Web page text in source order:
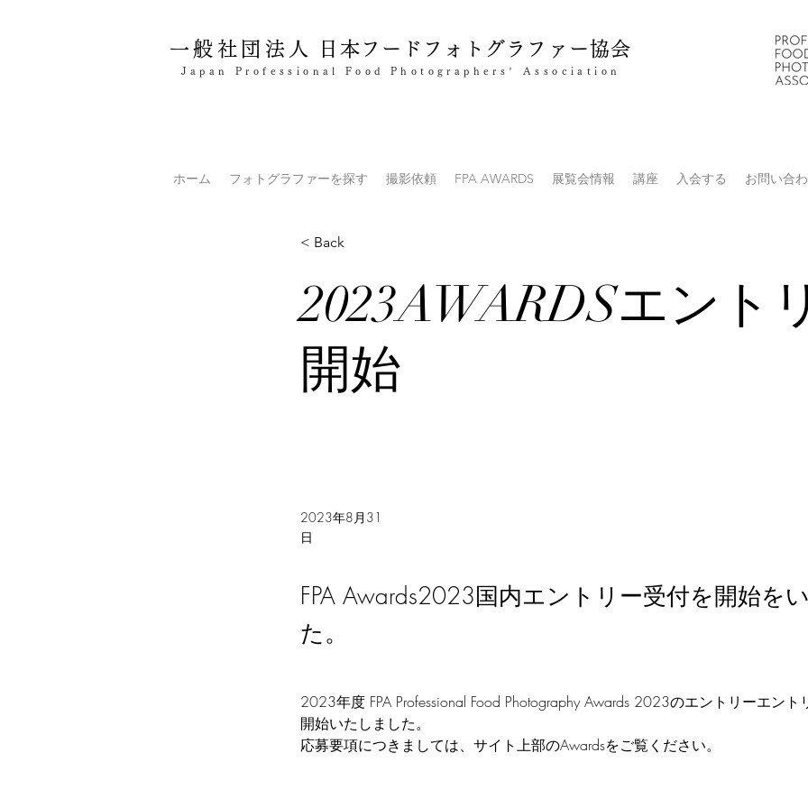
一般社団法人 日本フードフォトグラファー協会
Japan Professional Food Photographers’ Association
ホーム フォトグラファーを探す 撮影依頼 FPA AWARDS 展覧会情報 講座 入会する お問い合
< Back
2023AWARDSエント
開始
2023年8月31
日
FPA Awards2023国内エントリー受付を開始を
た。
2023年度 FPA Professional Food Photography Awards 2023のエントリーエント
開始いたしました。
応募要項につきましては、サイト上部のAwardsをご覧ください。